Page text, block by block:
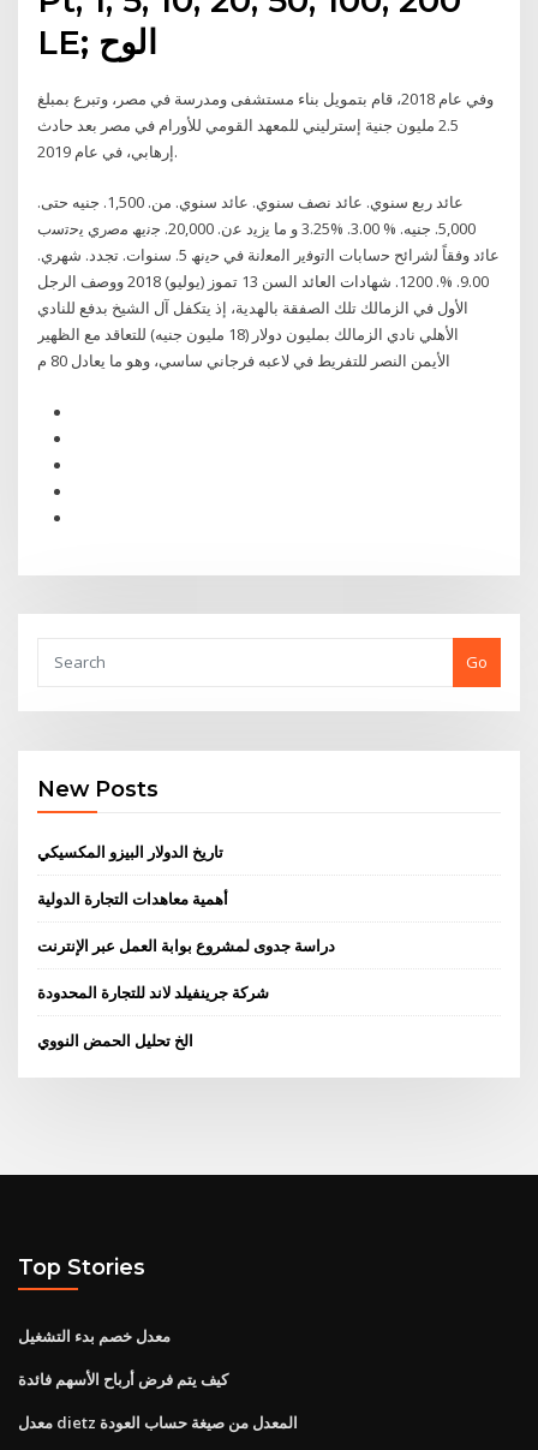
LE; الوح
وفي عام 2018، قام بتمويل بناء مستشفى ومدرسة في مصر، وتبرع بمبلغ
2.5 مليون جنية إسترليني للمعهد القومي للأورام في مصر بعد حادث
إرهابي، في عام 2019.
عائد ربع سنوي. عائد نصف سنوي. عائد سنوي. من. 1,500. جنيه حتى.
5,000. جنيه. % 3.00. %3.25 و ﻣﺎ ﯾزﯾد ﻋن. 20,000. ﺟﻧﯾﮫ ﻣﺻري ﯾﺣﺗﺳب
ﻋﺎﺋد وﻓﻘﺎً ﻟﺷراﺋﺢ ﺣﺳﺎﺑﺎت اﻟﺗوﻓﯾر اﻟﻣﻌﻟﻧﺔ ﻓﻲ ﺣﯾﻧﮫ 5. سنوات. تجدد. شهري.
9.00. %. 1200. شهادات العائد السن 13 تموز (يوليو) 2018 ووصف الرجل
الأول في الزمالك تلك الصفقة بالهدية، إذ يتكفل آل الشيخ بدفع للنادي
الأهلي نادي الزمالك بمليون دولار (18 مليون جنيه) للتعاقد مع الظهير
الأيمن النصر للتفريط في لاعبه فرجاني ساسي، وهو ما يعادل 80 م
Go
New Posts
تاريخ الدولار البيزو المكسيكي
أهمية معاهدات التجارة الدولية
دراسة جدوى لمشروع بوابة العمل عبر الإنترنت
شركة جرينفيلد لاند للتجارة المحدودة
الخ تحليل الحمض النووي
Top Stories
معدل خصم بدء التشغيل
كيف يتم فرض أرباح الأسهم فائدة
معدل dietz المعدل من صيغة حساب العودة